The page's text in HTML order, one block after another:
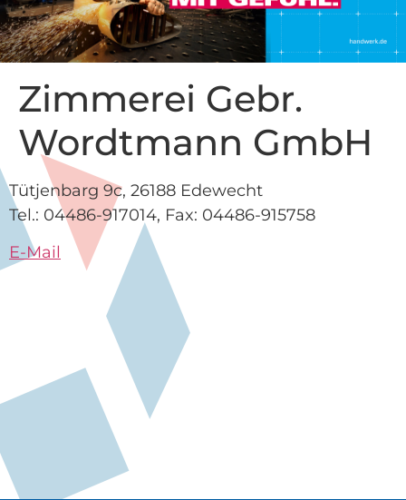
Zimmerei Gebr.
Wordtmann GmbH
Tütjenbarg 9c, 26188 Edewecht
Tel.: 04486-917014, Fax: 04486-915758
E-Mail